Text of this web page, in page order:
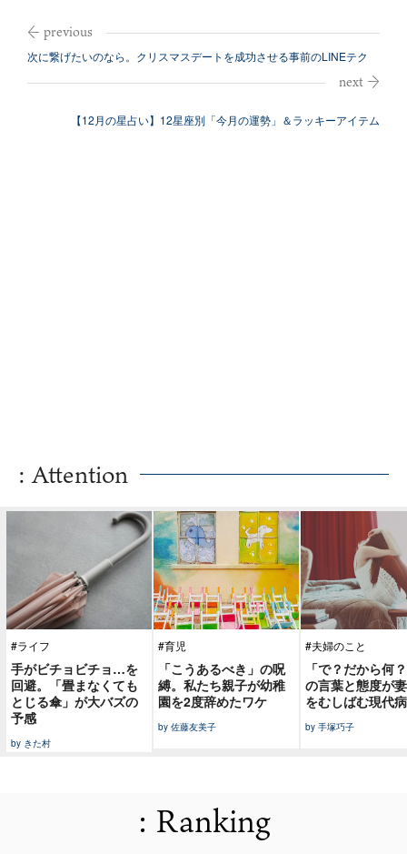
次に繋げたいのなら。クリスマスデートを成功させる事前のLINEテク
【12月の星占い】12星座別「今月の運勢」＆ラッキーアイテム
: Attention
#ライフ
手がビチョビチョ…を
回避。「畳まなくても
とじる傘」が大バズの
予感
by きた村
#育児
「こうあるべき」の呪
縛。私たち親子が幼稚
園を2度辞めたワケ
by 佐藤友美子
#夫婦のこと
「で？だから何
の言葉と態度が
をむしばむ現代病
by 手塚巧子
: Ranking